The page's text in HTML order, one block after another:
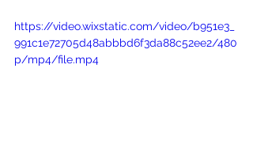
https://video.wixstatic.com/video/b951e3_
991c1e72705d48abbbd6f3da88c52ee2/480
p/mp4/file.mp4